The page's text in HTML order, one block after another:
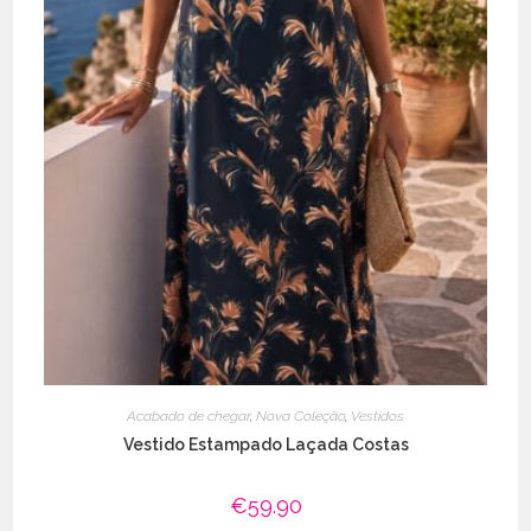
Acabado de chegar, Nova Coleção, Vestidos
Vestido Estampado Laçada Costas
€59.90